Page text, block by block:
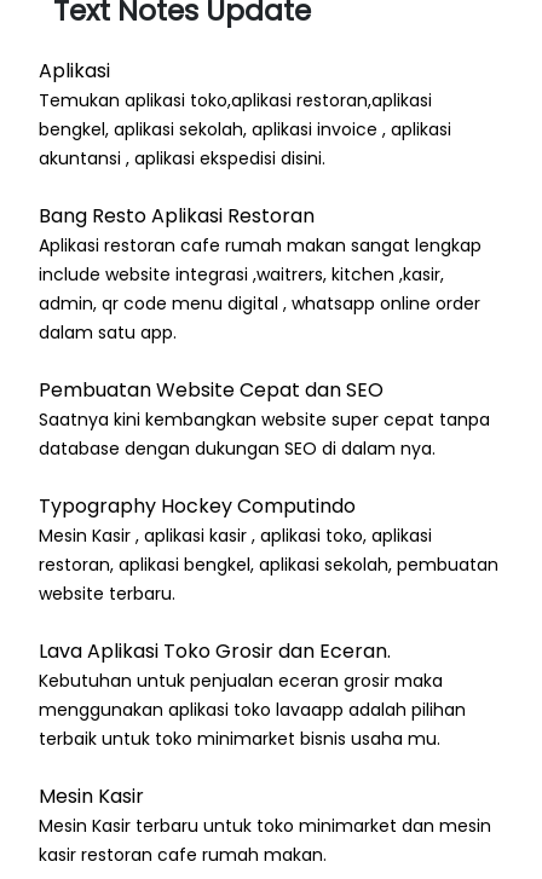
Text Notes Update
Aplikasi
Temukan aplikasi toko,aplikasi restoran,aplikasi
bengkel, aplikasi sekolah, aplikasi invoice , aplikasi
akuntansi , aplikasi ekspedisi disini.
Bang Resto Aplikasi Restoran
Aplikasi restoran cafe rumah makan sangat lengkap
include website integrasi ,waitrers, kitchen ,kasir,
admin, qr code menu digital , whatsapp online order
dalam satu app.
Pembuatan Website Cepat dan SEO
Saatnya kini kembangkan website super cepat tanpa
database dengan dukungan SEO di dalam nya.
Typography Hockey Computindo
Mesin Kasir , aplikasi kasir , aplikasi toko, aplikasi
restoran, aplikasi bengkel, aplikasi sekolah, pembuatan
website terbaru.
Lava Aplikasi Toko Grosir dan Eceran.
Kebutuhan untuk penjualan eceran grosir maka
menggunakan aplikasi toko lavaapp adalah pilihan
terbaik untuk toko minimarket bisnis usaha mu.
Mesin Kasir
Mesin Kasir terbaru untuk toko minimarket dan mesin
kasir restoran cafe rumah makan.